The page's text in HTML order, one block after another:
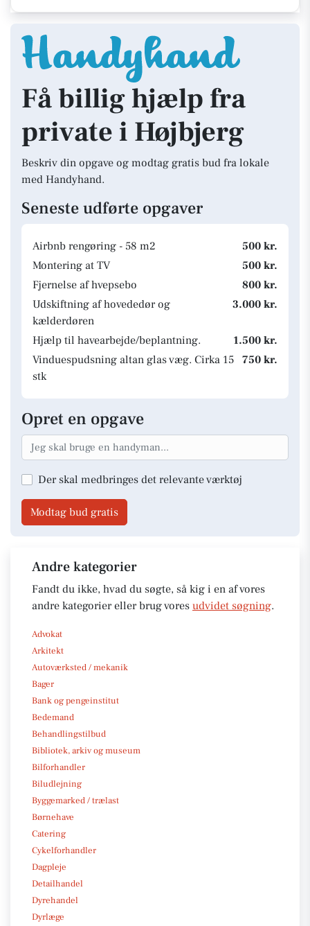
Få billig hjælp fra
private i Højbjerg
Beskriv din opgave og modtag gratis bud fra lokale
med Handyhand.
Seneste udførte opgaver
Airbnb rengøring - 58 m2
500 kr.
Montering at TV
500 kr.
Fjernelse af hvepsebo
800 kr.
Udskiftning af hovededør og
kælderdøren
3.000 kr.
Hjælp til havearbejde/beplantning.
1.500 kr.
Vinduespudsning altan glas væg. Cirka 15
stk
750 kr.
Opret en opgave
Der skal medbringes det relevante værktøj
Modtag bud gratis
Andre kategorier
Fandt du ikke, hvad du søgte, så kig i en af vores
andre kategorier eller brug vores udvidet søgning.
Advokat
Arkitekt
Autoværksted / mekanik
Bager
Bank og pengeinstitut
Bedemand
Behandlingstilbud
Bibliotek, arkiv og museum
Bilforhandler
Biludlejning
Byggemarked / trælast
Børnehave
Catering
Cykelforhandler
Dagpleje
Detailhandel
Dyrehandel
Dyrlæge